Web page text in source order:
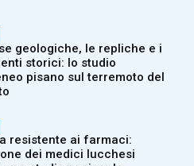
geologiche, le repliche e i
storici: lo studio
pisano sul terremoto del
resistente ai farmaci:
dei medici lucchesi